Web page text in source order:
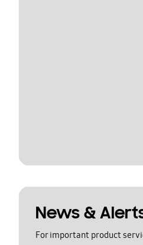
News &
For important product